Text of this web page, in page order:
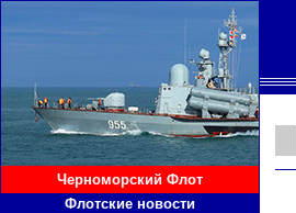
Черноморский Флот
Флотские новости